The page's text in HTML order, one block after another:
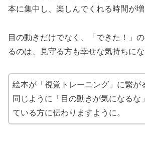
本に集中し、楽しんでくれる時間が増
目の動きだけでなく、「できた！」
るのは、見守る方も幸せな気持ちに
絵本が「視覚トレーニング」に繋が
同じように「目の動きが気になるな
ている方に伝わりますように。